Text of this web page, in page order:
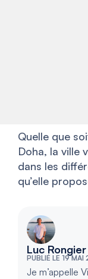
Quelle que
Doha, la ville
dans les
qu’elle
Luc Rongier
PUBLIÉ LE 19
Je m’appelle